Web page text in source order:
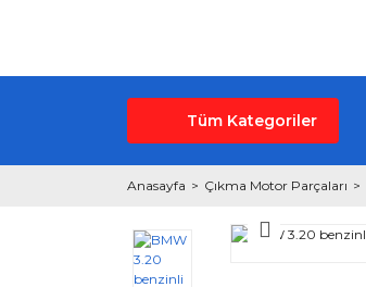
Tüm Kategoriler
Anasayfa Çıkma Motor Parçaları